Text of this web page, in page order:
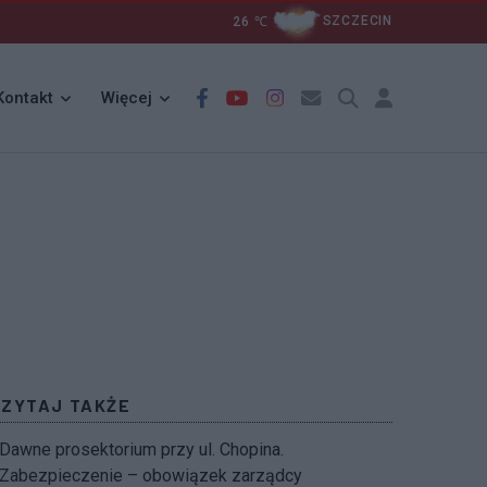
26 ℃ SZCZECIN
Więcej
TAKŻE
Dawne prosektorium przy ul. Chopina.
Zabezpieczenie – obowiązek zarządcy